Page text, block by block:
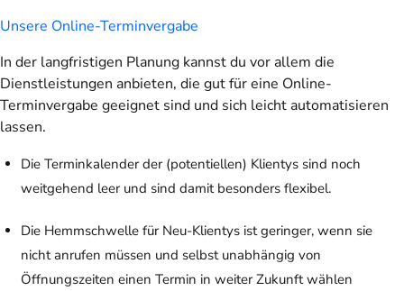
Unsere Online-Terminvergabe
In der langfristigen Planung kannst du vor allem die
Dienstleistungen anbieten, die gut für eine Online-
Terminvergabe geeignet sind und sich leicht automatisieren
lassen.
Die Terminkalender der (potentiellen) Klientys sind noch
weitgehend leer und sind damit besonders flexibel.
Die Hemmschwelle für Neu-Klientys ist geringer, wenn sie
nicht anrufen müssen und selbst unabhängig von
Öffnungszeiten einen Termin in weiter Zukunft wählen